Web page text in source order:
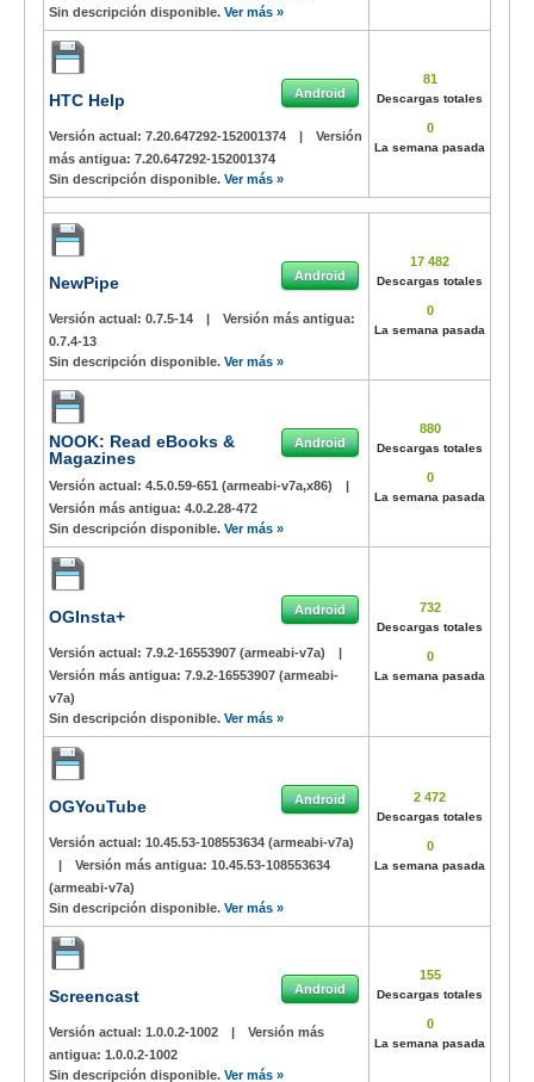
Sin descripción disponible. Ver más »
HTC Help Android
Versión actual: 7.20.647292-152001374 |
Versión
más antigua: 7.20.647292-152001374
Sin descripción disponible. Ver más »
81
Descargas totales
0
La semana pasada
NewPipe Android
Versión actual: 0.7.5-14 |
Versión más antigua:
0.7.4-13
Sin descripción disponible. Ver más »
17 482
Descargas totales
0
La semana pasada
NOOK: Read eBooks &
Magazines
Android
Versión actual: 4.5.0.59-651 (armeabi-v7a,x86)
|
Versión más antigua: 4.0.2.28-472
Sin descripción disponible. Ver más »
880
Descargas totales
0
La semana pasada
OGInsta+ Android
Versión actual: 7.9.2-16553907 (armeabi-v7a)
|
Versión más antigua: 7.9.2-16553907 (armeabi-
v7a)
Sin descripción disponible. Ver más »
732
Descargas totales
0
La semana pasada
OGYouTube Android
Versión actual: 10.45.53-108553634 (armeabi-v7a)
|
Versión más antigua: 10.45.53-108553634
(armeabi-v7a)
Sin descripción disponible. Ver más »
2 472
Descargas totales
0
La semana pasada
Screencast Android
Versión actual: 1.0.0.2-1002 |
Versión más
antigua: 1.0.0.2-1002
Sin descripción disponible. Ver más »
155
Descargas totales
0
La semana pasada